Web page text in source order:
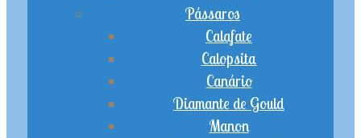
Pássaros
Calafate
Calopsita
Canário
Diamante de Gould
Manon